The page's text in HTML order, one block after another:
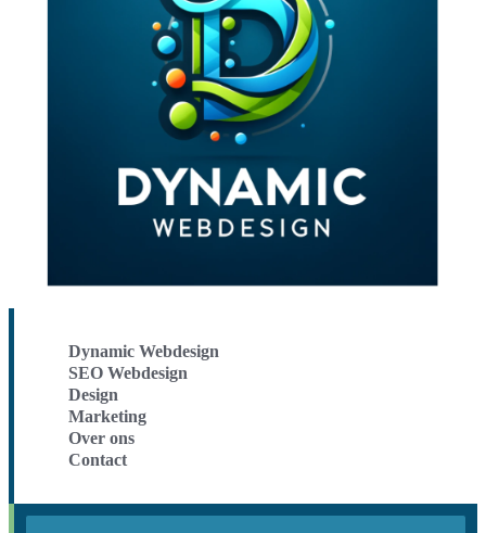
Dynamic Webdesign
SEO Webdesign
Design
Marketing
Over ons
Contact